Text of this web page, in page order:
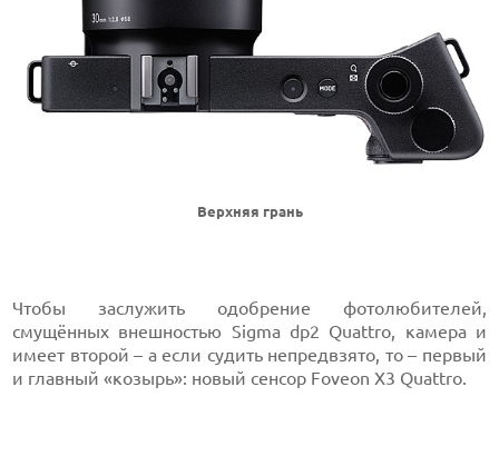
Верхняя грань
Чтобы заслужить одобрение фотолюбителей,
смущённых внешностью Sigma dp2 Quattro, камера и
имеет второй – а если судить непредвзято, то – первый
и главный «козырь»: новый сенсор Foveon X3 Quattro.